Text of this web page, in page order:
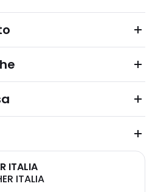
ITALIA
ITALIA